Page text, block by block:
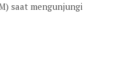
saat mengunjungi